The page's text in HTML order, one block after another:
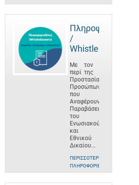
Πληροφοριοδότες
/
Whistleblowers
Με τον
περί της
Προστασίας
Προσώπων
που
Αναφέρουν
Παραβάσεις
του
Ενωσιακού
και
Εθνικού
Δικαίου...
ΠΕΡΙΣΣΌΤΕΡΕΣ
ΠΛΗΡΟΦΟΡΊΕΣ